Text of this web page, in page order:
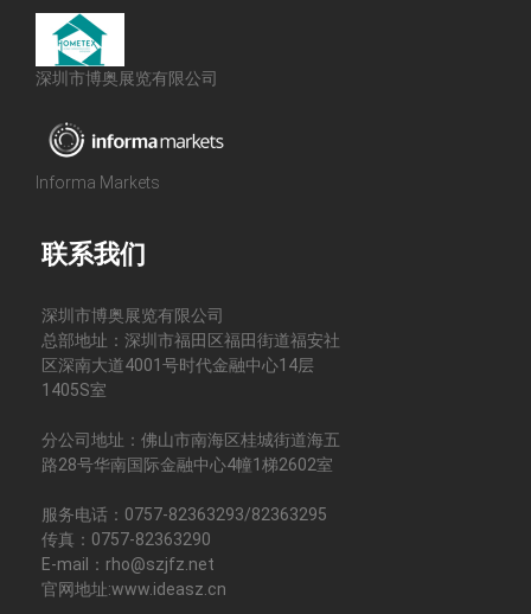
深圳市博奥展览有限公司
Informa Markets
联系我们
深圳市博奥展览有限公司
总部地址：深圳市福田区福田街道福安社
区深南大道4001号时代金融中心14层
1405S室
分公司地址：佛山市南海区桂城街道海五
路28号华南国际金融中心4幢1梯2602室
服务电话：0757-82363293/82363295
传真：0757-82363290
E-mail：rho@szjfz.net
官网地址:www.ideasz.cn